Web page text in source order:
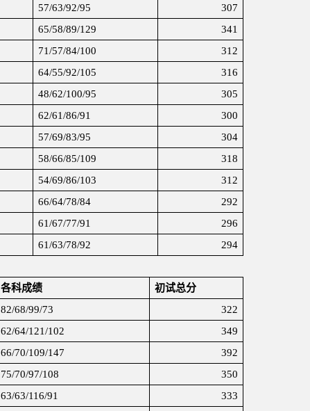
57/63/92/95
307
65/58/89/129
341
71/57/84/100
312
64/55/92/105
316
48/62/100/95
305
62/61/86/91
300
57/69/83/95
304
58/66/85/109
318
54/69/86/103
312
66/64/78/84
292
61/67/77/91
296
61/63/78/92 294
各科成绩
初试总分
82/68/99/73
322
62/64/121/102
349
66/70/109/147
392
75/70/97/108
350
63/63/116/91
333